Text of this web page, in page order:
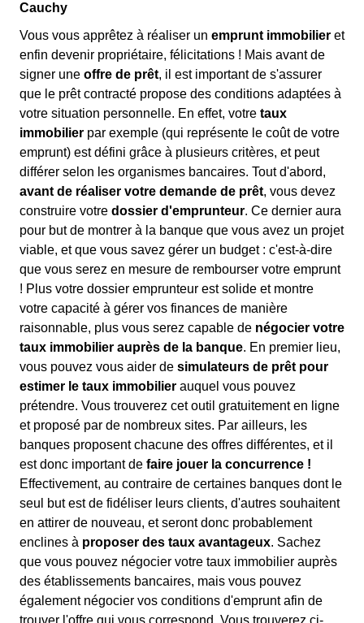
Cauchy
Vous vous apprêtez à réaliser un emprunt immobilier et
enfin devenir propriétaire, félicitations ! Mais avant de
signer une offre de prêt, il est important de s'assurer
que le prêt contracté propose des conditions adaptées à
votre situation personnelle. En effet, votre taux
immobilier par exemple (qui représente le coût de votre
emprunt) est défini grâce à plusieurs critères, et peut
différer selon les organismes bancaires. Tout d'abord,
avant de réaliser votre demande de prêt, vous devez
construire votre dossier d'emprunteur. Ce dernier aura
pour but de montrer à la banque que vous avez un projet
viable, et que vous savez gérer un budget : c'est-à-dire
que vous serez en mesure de rembourser votre emprunt
! Plus votre dossier emprunteur est solide et montre
votre capacité à gérer vos finances de manière
raisonnable, plus vous serez capable de négocier votre
taux immobilier auprès de la banque. En premier lieu,
vous pouvez vous aider de simulateurs de prêt pour
estimer le taux immobilier auquel vous pouvez
prétendre. Vous trouverez cet outil gratuitement en ligne
et proposé par de nombreux sites. Par ailleurs, les
banques proposent chacune des offres différentes, et il
est donc important de faire jouer la concurrence !
Effectivement, au contraire de certaines banques dont le
seul but est de fidéliser leurs clients, d'autres souhaitent
en attirer de nouveau, et seront donc probablement
enclines à proposer des taux avantageux. Sachez
que vous pouvez négocier votre taux immobilier auprès
des établissements bancaires, mais vous pouvez
également négocier vos conditions d'emprunt afin de
trouver l'offre qui vous correspond. Vous trouverez ci-